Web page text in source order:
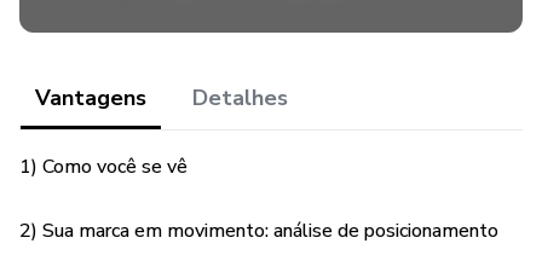
Vantagens Detalhes
1) Como você se vê
2) Sua marca em movimento: análise de posicionamento